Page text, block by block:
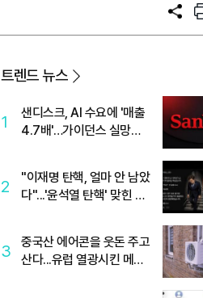
공
트렌드 뉴스
1
샌디스크, AI 수요에 '매출
4.7배'…가이던스 실망에
2
"이재명 탄핵, 얼마 안 남았
다"...'윤석열 탄핵' 맞힌 무
3
중국산 에어콘을 웃돈 주고
산다...유럽 열광시킨 메이